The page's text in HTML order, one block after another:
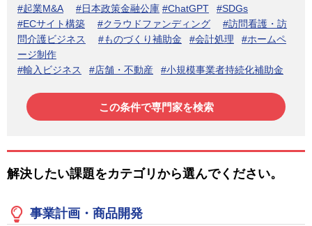
#起業M&A #日本政策金融公庫 #ChatGPT
#SDGs
#ECサイト構築
#クラウドファンディング
#訪問看護・訪
問介護ビジネス
#ものづくり補助金 #会計処理
#ホームペ
ージ制作
#輸入ビジネス
#店舗・不動産 #小規模事業者持続化補助金
解決したい課題をカテゴリから選んでください。
事業計画・商品開発